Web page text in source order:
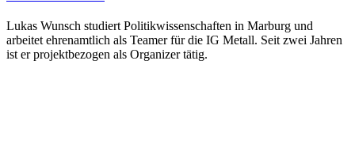
Lukas Wunsch studiert Politikwissenschaften in Marburg und
arbeitet ehrenamtlich als Teamer für die IG Metall. Seit zwei Jahren
ist er projektbezogen als Organizer tätig.